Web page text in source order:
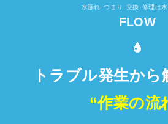
水漏れ･つまり･交換･修理は
FLOW
トラブル発生か
“作業の流